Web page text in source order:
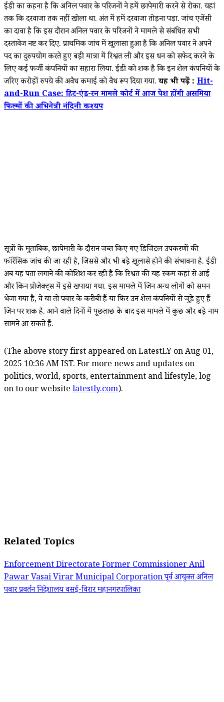
ईडी का कहना है कि अनिल पवार के परिजनों ने हमें छापेमारी करने से रोका. यहां
तक कि दरवाजा तक नहीं खोला था. अंत में हमें दरवाजा तोड़ना पड़ा. जांच एजेंसी
का दावा है कि इस दौरान अनिल पवार के परिजनों ने मामले से संबंधित सभी
दस्तावेज नष्ट कर दिए. प्राथमिक जांच में खुलासा हुआ है कि अनिल पवार ने अपने
पद का दुरुपयोग करते हुए बड़ी मात्रा में रिश्वत ली और इस धन को सफेद करने के
लिए कई फर्जी कंपनियों का सहारा लिया. ईडी को शक है कि इन शेल कंपनियों के
जरिए करोड़ों रुपये की अवैध कमाई को वैध रूप दिया गया.यह भी पढ़ें : Hit-
and-Run Case: हिट-एंड-रन मामले कोर्ट में आज पेश होंगी असमिया
फिल्मों की अभिनेत्री नंदिनी कश्यप
सूत्रों के मुताबिक, छापेमारी के दौरान जब्त किए गए डिजिटल उपकरणों की
फॉरेंसिक जांच की जा रही है, जिससे और भी बड़े खुलासे होने की संभावना है. ईडी
अब यह पता लगाने की कोशिश कर रही है कि रिश्वत की यह रकम कहां से आई
और किन प्रोजेक्ट्स में इसे खपाया गया. इस मामले में जिन अन्य लोगों को समन
भेजा गया है, वे या तो पवार के करीबी हैं या फिर उन शेल कंपनियों से जुड़े हुए हैं
जिन पर शक है. आने वाले दिनों में पूछताछ के बाद इस मामले में कुछ और बड़े नाम
सामने आ सकते हैं.
(The above story first appeared on LatestLY on Aug 01,
2025 10:36 AM IST. For more news and updates on
politics, world, sports, entertainment and lifestyle, log
on to our website latestly.com).
Related Topics
Enforcement DirectorateFormer Commissioner Anil
PawarVasai Virar Municipal Corporationपूर्व आयुक्त अनिल
पवारप्रवर्तन निदेशालयवसई-विरार महानगरपालिका